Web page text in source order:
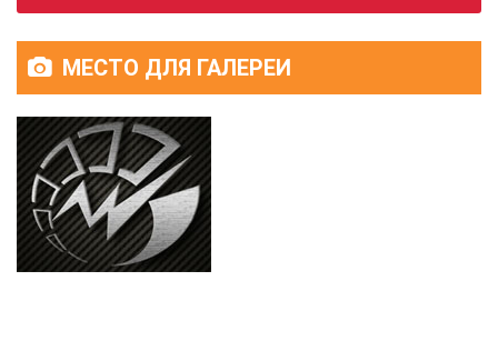
МЕСТО ДЛЯ ГАЛЕРЕИ